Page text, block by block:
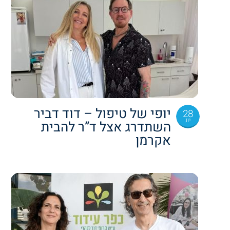
28
יונ יופי של טיפול – דוד דביר
השתדרג אצל ד”ר להבית
אקרמן